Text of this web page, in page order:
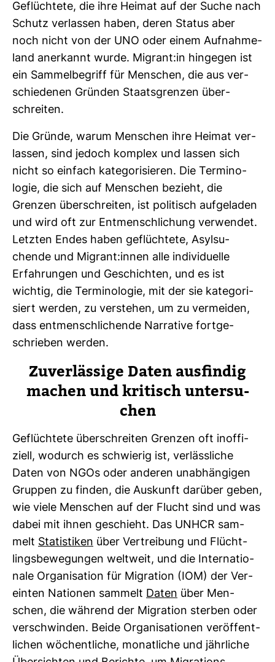
Geflüch­tete, die ihre Heimat auf der Suche nach
Schutz ver­lassen haben, deren Status aber
noch nicht von der UNO oder einem Auf­nah­me­
land aner­kannt wurde. Migrant:in hin­gegen ist
ein Sam­mel­be­griff für Men­schen, die aus ver­
schie­denen Gründen Staats­grenzen über­
schreiten.
Die Gründe, warum Men­schen ihre Heimat ver­
lassen, sind jedoch kom­plex und lassen sich
nicht so ein­fach kate­go­ri­sieren. Die Ter­mi­no­
logie, die sich auf Men­schen bezieht, die
Grenzen über­schreiten, ist poli­tisch auf­ge­laden
und wird oft zur Ent­mensch­li­chung ver­wendet.
Letzten Endes haben geflüch­tete, Asyl­su­
chende und Migrant:innen alle indi­vi­du­elle
Erfah­rungen und Geschichten, und es ist
wichtig, die Ter­mi­no­logie, mit der sie kate­go­ri­
siert werden, zu ver­stehen, um zu ver­meiden,
dass ent­mensch­li­chende Nar­ra­tive fort­ge­
schrieben werden.
Zuver­läs­sige Daten aus­findig
machen und kri­tisch unter­su­
chen
Geflüch­tete über­schreiten Grenzen oft inof­fi­
ziell, wodurch es schwierig ist, ver­läss­liche
Daten von NGOs oder anderen unab­hän­gigen
Gruppen zu finden, die Aus­kunft dar­über geben,
wie viele Men­schen auf der Flucht sind und was
dabei mit ihnen geschieht. Das UNHCR sam­
melt Sta­tis­tiken über Ver­trei­bung und Flücht­
lings­be­we­gungen welt­weit, und die Inter­na­tio­
nale Orga­ni­sa­tion für Migra­tion (IOM) der Ver­
einten Nationen sam­melt Daten über Men­
schen, die wäh­rend der Migra­tion sterben oder
ver­schwinden. Beide Orga­ni­sa­tionen ver­öf­fent­
li­chen wöchent­liche, monat­liche und jähr­liche